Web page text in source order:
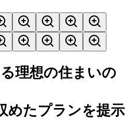
理想の住まいの
めたプランを提示